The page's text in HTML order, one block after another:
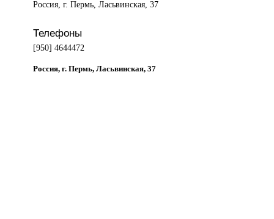
Россия, г. Пермь, Ласьвинская, 37
Телефоны
[950] 4644472
Россия, г. Пермь, Ласьвинская, 37